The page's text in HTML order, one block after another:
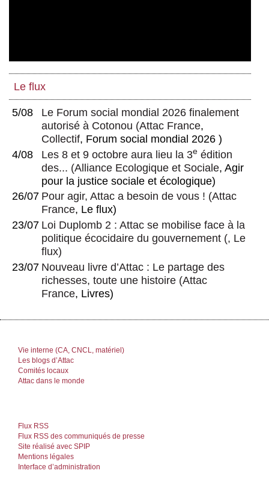
Le flux
5/08
Le Forum social mondial 2026 finalement
autorisé à Cotonou (Attac France,
Collectif, Forum social mondial 2026 )
4/08
Les 8 et 9 octobre aura lieu la 3e édition
des... (Alliance Ecologique et Sociale, Agir
pour la justice sociale et écologique)
26/07 Pour agir, Attac a besoin de vous ! (Attac
France, Le flux)
23/07 Loi Duplomb 2 : Attac se mobilise face à la
politique écocidaire du gouvernement (, Le
flux)
23/07 Nouveau livre d’Attac : Le partage des
richesses, toute une histoire (Attac
France, Livres)
Vie interne (CA, CNCL, matériel)
Les blogs d’Attac
Comités locaux
Attac dans le monde
Flux RSS
Flux RSS des communiqués de presse
Site réalisé avec SPIP
Mentions légales
Interface d’administration